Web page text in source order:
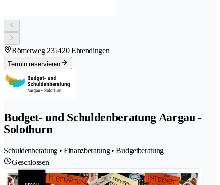
Römerweg 235420 Ehrendingen
Termin reservieren
Budget- und Schuldenberatung Aargau -
Solothurn
Schuldenberatung • Finanzberatung • Budgetberatung
Geschlossen